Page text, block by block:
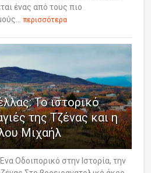
ένας από τους πιο
περισσότερα
Το ιστορικό
της Τζένας και η
Μιχαήλ
Οδοιπορικό στην Ιστορία, την